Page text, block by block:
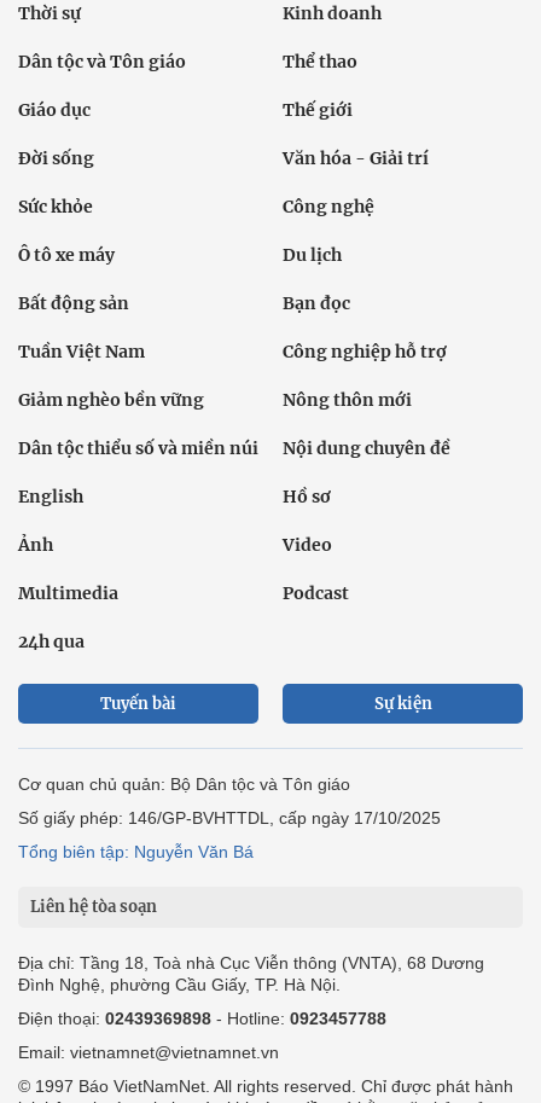
Thời sự Kinh doanh
Dân tộc và Tôn giáo Thể thao
Giáo dục Thế giới
Đời sống Văn hóa - Giải trí
Sức khỏe Công nghệ
Ô tô xe máy Du lịch
Bất động sản Bạn đọc
Tuần Việt Nam Công nghiệp hỗ trợ
Giảm nghèo bền vững Nông thôn mới
Dân tộc thiểu số và miền núi Nội dung chuyên đề
English Hồ sơ
Ảnh Video
Multimedia Podcast
24h qua
Tuyến bài Sự kiện
Cơ quan chủ quản: Bộ Dân tộc và Tôn giáo
Số giấy phép: 146/GP-BVHTTDL, cấp ngày 17/10/2025
Tổng biên tập: Nguyễn Văn Bá
Liên hệ tòa soạn
Địa chỉ: Tầng 18, Toà nhà Cục Viễn thông (VNTA), 68 Dương
Đình Nghệ, phường Cầu Giấy, TP. Hà Nội.
Điện thoại: 02439369898 - Hotline: 0923457788
Email: vietnamnet@vietnamnet.vn
© 1997 Báo VietNamNet. All rights reserved. Chỉ được phát hành